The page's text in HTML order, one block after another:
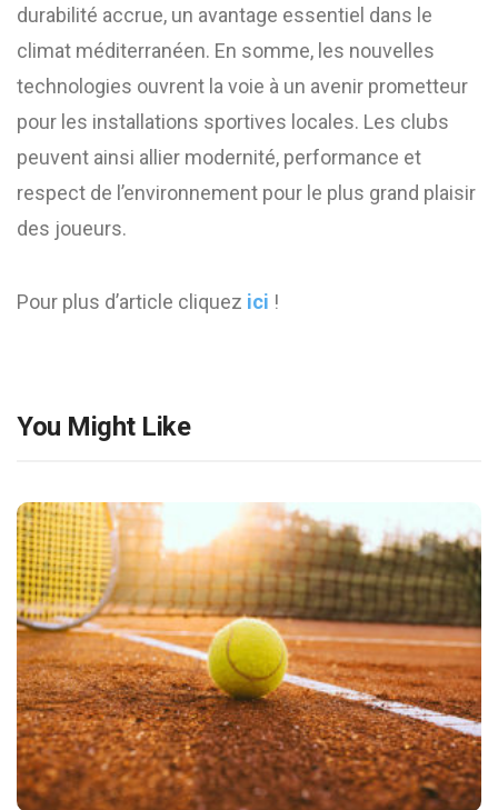
durabilité accrue, un avantage essentiel dans le
climat méditerranéen. En somme, les nouvelles
technologies ouvrent la voie à un avenir prometteur
pour les installations sportives locales. Les clubs
peuvent ainsi allier modernité, performance et
respect de l’environnement pour le plus grand plaisir
des joueurs.
Pour plus d’article cliquez ici !
You Might Like